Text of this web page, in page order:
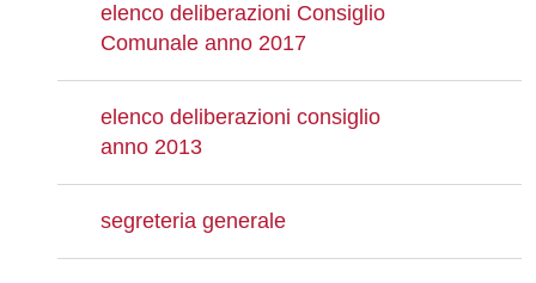
elenco deliberazioni Consiglio
Comunale anno 2017
elenco deliberazioni consiglio
anno 2013
segreteria generale